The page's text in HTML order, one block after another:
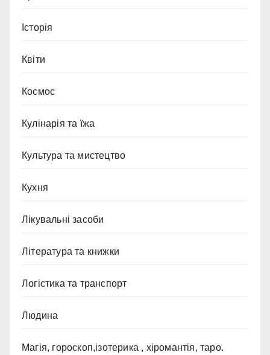
Історія
Квіти
Космос
Кулінарія та їжа
Культура та мистецтво
Кухня
Лікувальні засоби
Література та книжки
Логістика та транспорт
Людина
Магія, гороскоп,ізотерика , хіромантія, таро.